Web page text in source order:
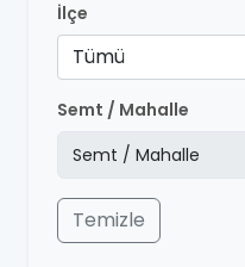
İlçe
Tümü
Semt / Mahalle
Temizle